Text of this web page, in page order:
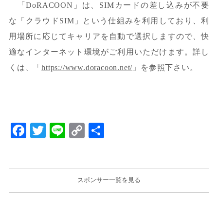
「DoRACOON」は、SIMカードの差し込みが不要
な「クラウドSIM」という仕組みを利用しており、利
用場所に応じてキャリアを自動で選択しますので、快
適なインターネット環境がご利用いただけます。詳し
くは、「https://www.doracoon.net/ 」を参照下さい。
Facebook
Twitter
LineCopy
スポンサー一覧を見る